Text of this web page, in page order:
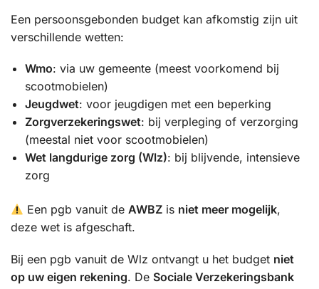
Een persoonsgebonden budget kan afkomstig zijn uit
verschillende wetten:
Wmo: via uw gemeente (meest voorkomend bij
scootmobielen)
Jeugdwet: voor jeugdigen met een beperking
Zorgverzekeringswet: bij verpleging of verzorging
(meestal niet voor scootmobielen)
Wet langdurige zorg (Wlz): bij blijvende, intensieve
zorg
Een pgb vanuit deAWBZ is niet meer mogelijk,
deze wet is afgeschaft.
Bij een pgb vanuit de Wlz ontvangt u het budget niet
op uw eigen rekening. De Sociale Verzekeringsbank